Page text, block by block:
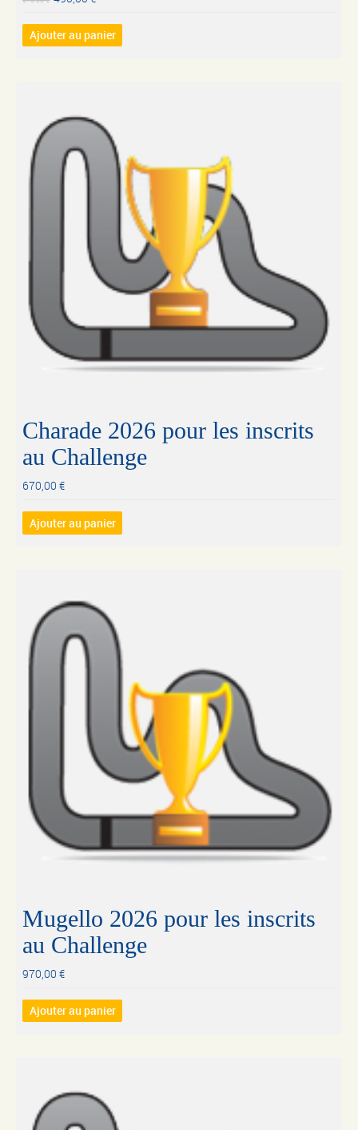
Ajouter au panier
Charade 2026 pour les inscrits
au Challenge
670,00€
Ajouter au panier
Mugello 2026 pour les inscrits
au Challenge
970,00€
Ajouter au panier